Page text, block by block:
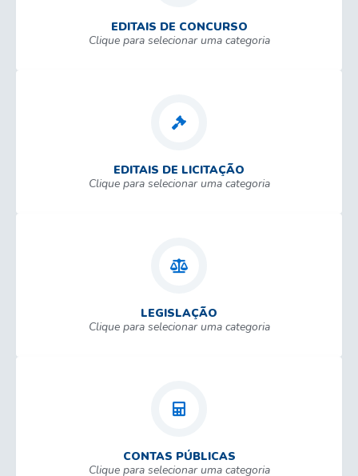
EDITAIS DE CONCURSO
Clique para selecionar uma categoria
EDITAIS DE LICITAÇÃO
Clique para selecionar uma categoria
LEGISLAÇÃO
Clique para selecionar uma categoria
CONTAS PÚBLICAS
Clique para selecionar uma categoria